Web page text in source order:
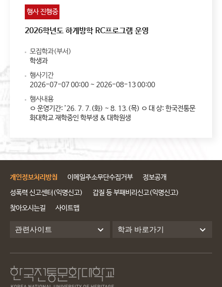
행사 진행중
2026학년도 하계방학 RC프로그램 운영
모집학과(부서)
학생과
행사기간
2026-07-07 00:00 ~ 2026-08-13 00:00
행사내용
ㅇ 운영기간: ’26. 7. 7.(화) ~ 8. 13.(목) ㅇ 대 상: 한국전통문
화대학교 재학중인 학부생 & 대학원생
개인정보처리방침 이메일주소무단수집거부
정보공개
성폭력 신고센터(익명신고)
갑질 등 부패비리신고(익명신고)
찾아오시는길
사이트맵
관련사이트 학과 바로가기